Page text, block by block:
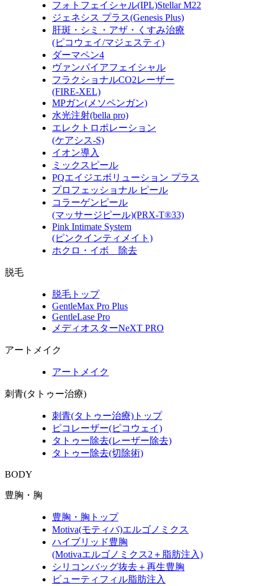
フォトフェイシャル(IPL)Stellar M22
ジェネシス プラス(Genesis Plus)
肝斑・シミ・アザ・くすみ治療
(ピコウェイ/マジェスティ)
ダーマペン4
ヴァンパイアフェイシャル
フラクショナルCO2レーザー
(FIRE-XEL)
MPガン(メソペンガン)
水光注射(bella pro)
エレクトロポレーション
(ケアシス-S)
イオン導入
ミックスピール
PQエイジエボリューション プラス
プロフェッショナル ピール
コラーゲンピール
(マッサージピール)(PRX-T®33)
Pink Intimate System
(ピンクインティメイト)
ホクロ・イボ 除去
脱毛
脱毛トップ
GentleMax Pro Plus
GentleLase Pro
メディオスターNeXT PRO
アートメイク
アートメイク
刺青(タトゥー治療)
刺青(タトゥー治療)トップ
ピコレーザー(ピコウェイ)
タトゥー除去(レーザー除去)
タトゥー除去(切除術)
BODY
豊胸・胸
豊胸・胸トップ
Motiva(モティバ)エルゴノミクス
ハイブリッド豊胸
(Motivaエルゴノミクス2＋脂肪注入)
シリコンバッグ抜去＋再生豊胸
ビューティフィル脂肪注入